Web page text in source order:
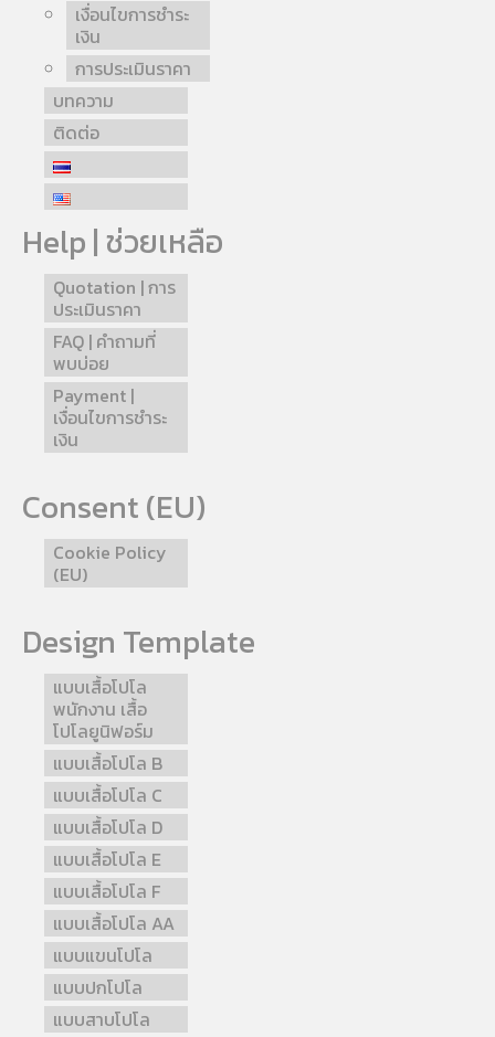
เงื่อนไขการชำระ
เงิน
การประเมินราคา
บทความ
ติดต่อ
Help | ช่วยเหลือ
Quotation | การ
ประเมินราคา
FAQ | คำถามที่
พบบ่อย
Payment |
เงื่อนไขการชำระ
เงิน
Consent (EU)
Cookie Policy
(EU)
Design Template
แบบเสื้อโปโล
พนักงาน เสื้อ
โปโลยูนิฟอร์ม
แบบเสื้อโปโล B
แบบเสื้อโปโล C
แบบเสื้อโปโล D
แบบเสื้อโปโล E
แบบเสื้อโปโล F
แบบเสื้อโปโล AA
แบบแขนโปโล
แบบปกโปโล
แบบสาบโปโล